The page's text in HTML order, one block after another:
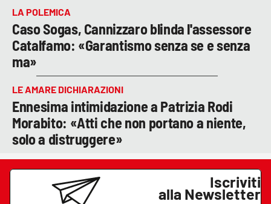
LA POLEMICA
Caso Sogas, Cannizzaro blinda l'assessore
Catalfamo: «Garantismo senza se e senza
ma»
LE AMARE DICHIARAZIONI
Ennesima intimidazione a Patrizia Rodi
Morabito: «Atti che non portano a niente,
solo a distruggere»
Iscriviti
alla Newsletter